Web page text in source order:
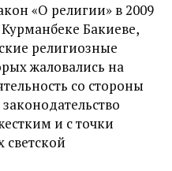
«О религии» в 2009
Бакиеве,
религиозные
жаловались на
со стороны
и с точки